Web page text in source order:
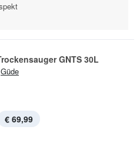
GNTS 30L
Güde
€ 69,99